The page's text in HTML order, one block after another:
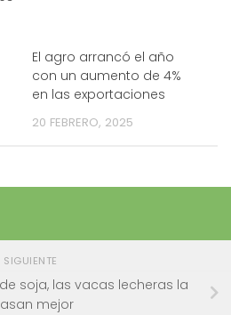
El agro arrancó el año
con un aumento de 4%
en las exportaciones
20 FEBRERO, 2025
SIGUIENTE
soja, las vacas lecheras la
mejor